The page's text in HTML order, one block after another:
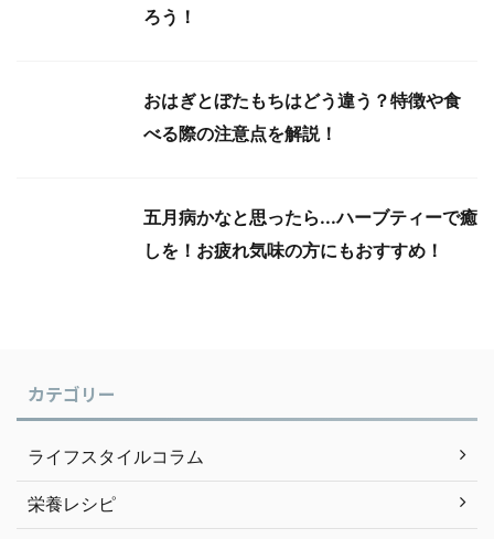
ろう！
おはぎとぼたもちはどう違う？特徴や食
べる際の注意点を解説！
五月病かなと思ったら...ハーブティーで癒
しを！お疲れ気味の方にもおすすめ！
カテゴリー
ライフスタイルコラム
栄養レシピ